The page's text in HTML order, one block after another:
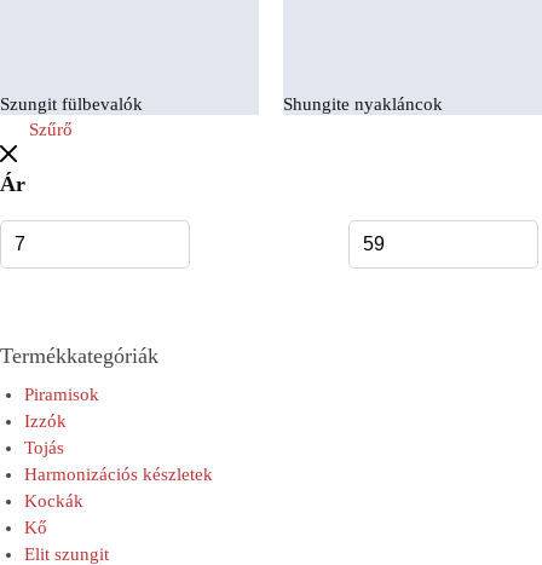
Szungit fülbevalók
Shungite nyakláncok
Szűrő
Ár
Termékkategóriák
Piramisok
Izzók
Tojás
Harmonizációs készletek
Kockák
Kő
Elit szungit